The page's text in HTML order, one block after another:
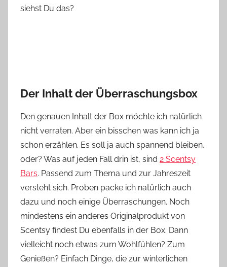
siehst Du das?
Der Inhalt der Überraschungsbox
Den genauen Inhalt der Box möchte ich natürlich
nicht verraten. Aber ein bisschen was kann ich ja
schon erzählen. Es soll ja auch spannend bleiben,
oder? Was auf jeden Fall drin ist, sind 2 Scentsy
Bars. Passend zum Thema und zur Jahreszeit
versteht sich. Proben packe ich natürlich auch
dazu und noch einige Überraschungen. Noch
mindestens ein anderes Originalprodukt von
Scentsy findest Du ebenfalls in der Box. Dann
vielleicht noch etwas zum Wohlfühlen? Zum
Genießen? Einfach Dinge, die zur winterlichen